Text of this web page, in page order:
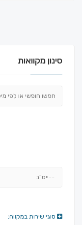
סינון מקוואות
--ייט"ב
סוגי שירות במקווה: